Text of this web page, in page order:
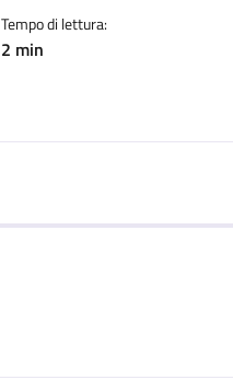
Tempo di lettura:
2 min